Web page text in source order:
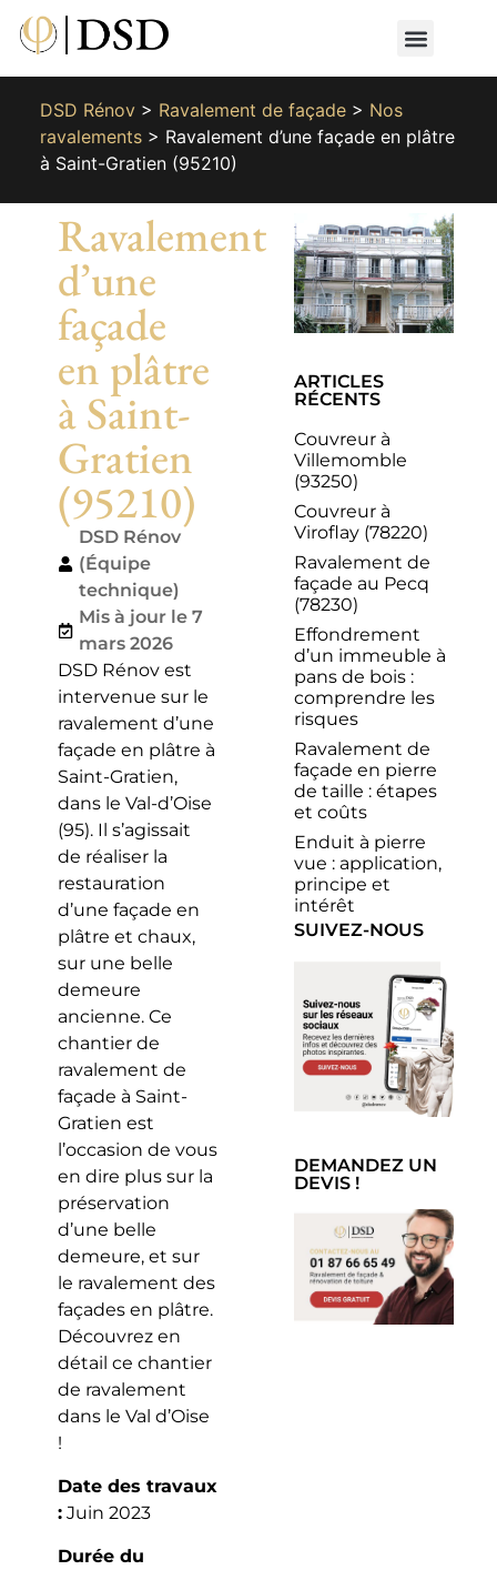
DSD Rénov> Ravalement de façade> Nos
ravalements> Ravalement d’une façade en plâtre
à Saint-Gratien (95210)
Ravalement
d’une
façade
en plâtre
à Saint-
Gratien
(95210)
DSD Rénov
(Équipe
technique)
Mis à jour le 7
mars 2026
DSD Rénov est
intervenue sur le
ravalement d’une
façade en plâtre à
Saint-Gratien,
dans le Val-d’Oise
(95). Il s’agissait
de réaliser la
restauration
d’une façade en
plâtre et chaux,
sur une belle
demeure
ancienne. Ce
chantier de
ravalement de
façade à Saint-
Gratien est
l’occasion de vous
en dire plus sur la
préservation
d’une belle
demeure, et sur
le ravalement des
façades en plâtre.
Découvrez en
détail ce chantier
de ravalement
dans le Val d’Oise
!
Date des travaux
:Juin 2023
Durée du
ARTICLES
RÉCENTS
Couvreur à
Villemomble
(93250)
Couvreur à
Viroflay (78220)
Ravalement de
façade au Pecq
(78230)
Effondrement
d’un immeuble à
pans de bois :
comprendre les
risques
Ravalement de
façade en pierre
de taille : étapes
et coûts
Enduit à pierre
vue : application,
principe et
intérêt
SUIVEZ-NOUS
DEMANDEZ UN
DEVIS !